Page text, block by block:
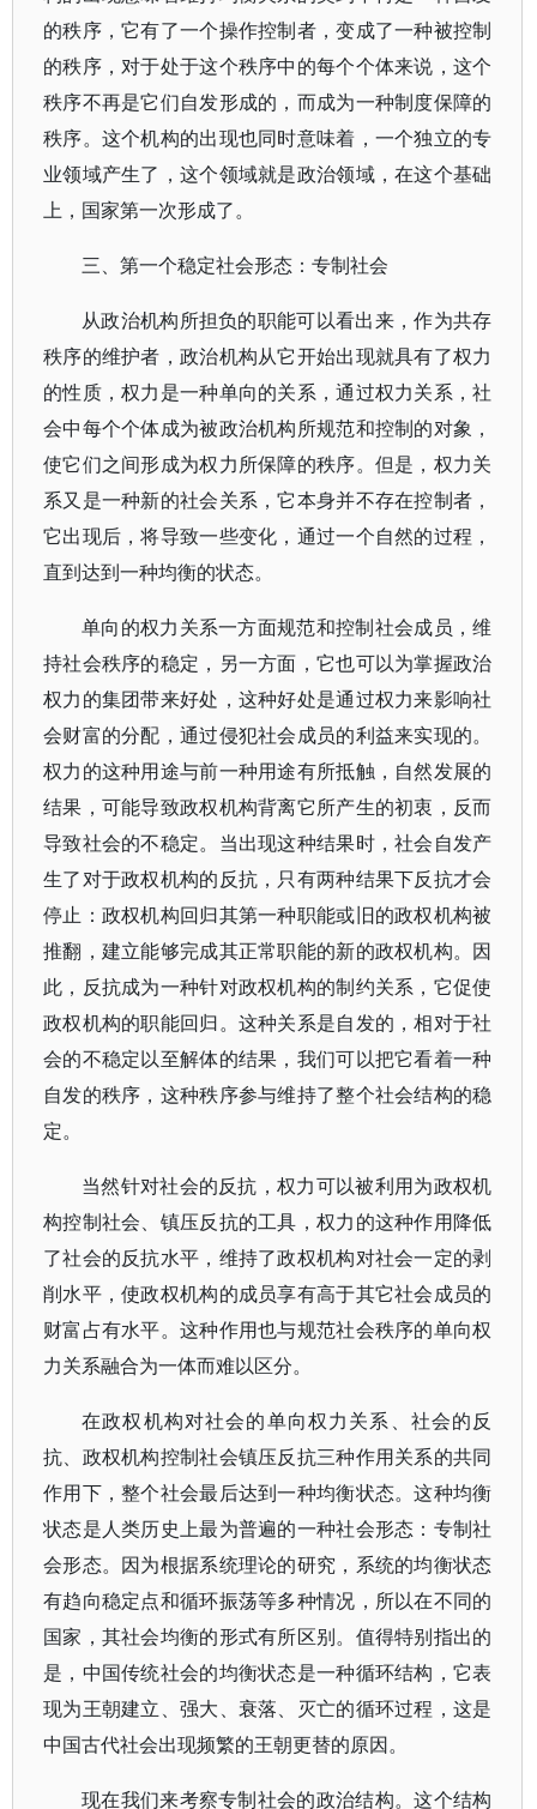
的秩序，它有了一个操作控制者，变成了一种被控制
的秩序，对于处于这个秩序中的每个个体来说，这个
秩序不再是它们自发形成的，而成为一种制度保障的
秩序。这个机构的出现也同时意味着，一个独立的专
业领域产生了，这个领域就是政治领域，在这个基础
上，国家第一次形成了。
三、第一个稳定社会形态：专制社会
从政治机构所担负的职能可以看出来，作为共存
秩序的维护者，政治机构从它开始出现就具有了权力
的性质，权力是一种单向的关系，通过权力关系，社
会中每个个体成为被政治机构所规范和控制的对象，
使它们之间形成为权力所保障的秩序。但是，权力关
系又是一种新的社会关系，它本身并不存在控制者，
它出现后，将导致一些变化，通过一个自然的过程，
直到达到一种均衡的状态。
单向的权力关系一方面规范和控制社会成员，维
持社会秩序的稳定，另一方面，它也可以为掌握政治
权力的集团带来好处，这种好处是通过权力来影响社
会财富的分配，通过侵犯社会成员的利益来实现的。
权力的这种用途与前一种用途有所抵触，自然发展的
结果，可能导致政权机构背离它所产生的初衷，反而
导致社会的不稳定。当出现这种结果时，社会自发产
生了对于政权机构的反抗，只有两种结果下反抗才会
停止：政权机构回归其第一种职能或旧的政权机构被
推翻，建立能够完成其正常职能的新的政权机构。因
此，反抗成为一种针对政权机构的制约关系，它促使
政权机构的职能回归。这种关系是自发的，相对于社
会的不稳定以至解体的结果，我们可以把它看着一种
自发的秩序，这种秩序参与维持了整个社会结构的稳
定。
当然针对社会的反抗，权力可以被利用为政权机
构控制社会、镇压反抗的工具，权力的这种作用降低
了社会的反抗水平，维持了政权机构对社会一定的剥
削水平，使政权机构的成员享有高于其它社会成员的
财富占有水平。这种作用也与规范社会秩序的单向权
力关系融合为一体而难以区分。
在政权机构对社会的单向权力关系、社会的反
抗、政权机构控制社会镇压反抗三种作用关系的共同
作用下，整个社会最后达到一种均衡状态。这种均衡
状态是人类历史上最为普遍的一种社会形态：专制社
会形态。因为根据系统理论的研究，系统的均衡状态
有趋向稳定点和循环振荡等多种情况，所以在不同的
国家，其社会均衡的形式有所区别。值得特别指出的
是，中国传统社会的均衡状态是一种循环结构，它表
现为王朝建立、强大、衰落、灭亡的循环过程，这是
中国古代社会出现频繁的王朝更替的原因。
现在我们来考察专制社会的政治结构。这个结构